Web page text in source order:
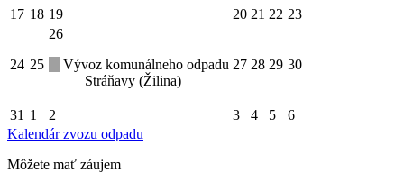
17 18 19 20 21 22 23
24 25
26
Vývoz komunálneho odpadu
Stráňavy (Žilina)
27 28 29 30
31 1 2 3 4 5
6
Kalendár zvozu odpadu
Môžete mať záujem